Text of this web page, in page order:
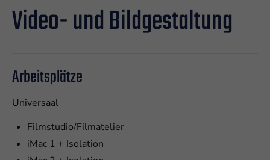
Video- und Bildgestaltung
Arbeitsplätze
Universaal
Filmstudio/Filmatelier
iMac 1 + Isolation